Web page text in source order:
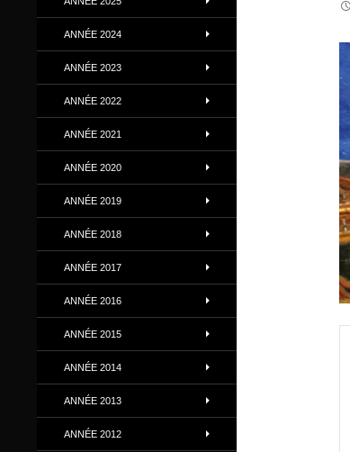
ANNÉE 2024
ANNÉE 2023
ANNÉE 2022
ANNÉE 2021
ANNÉE 2020
ANNÉE 2019
ANNÉE 2018
ANNÉE 2017
ANNÉE 2016
ANNÉE 2015
ANNÉE 2014
ANNÉE 2013
ANNÉE 2012